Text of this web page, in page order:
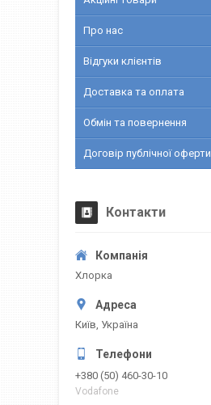
Про нас
Відгуки клієнтів
Доставка та оплата
Обмін та повернення
Договір публічної оферти
Контакти
Хлорка
Київ, Україна
+380 (50) 460-30-10
Vodafone